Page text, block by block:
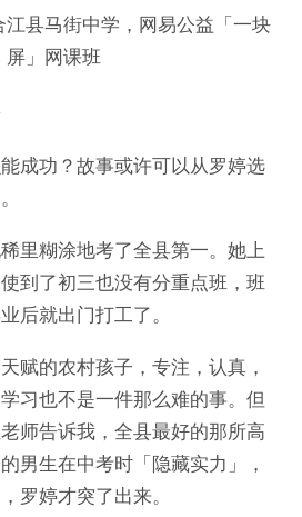
县马街中学，网易公益「一块
屏」网课班
功？故事或许可以从罗婷选
糊涂地考了全县第一。她上
到了初三也没有分重点班，班
后就出门打工了。
的农村孩子，专注，认真，
习也不是一件那么难的事。但
师告诉我，全县最好的那所高
男生在中考时「隐藏实力」，
罗婷才突了出来。